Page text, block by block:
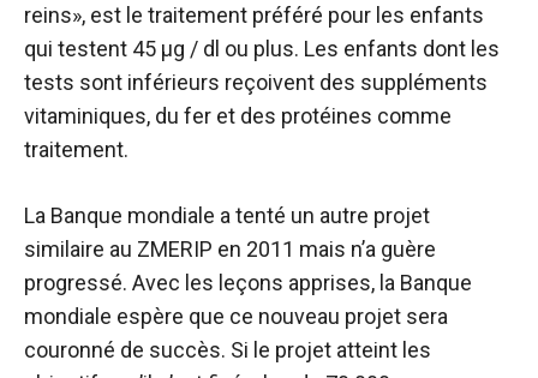
reins», est le traitement préféré pour les enfants
qui testent 45 µg / dl ou plus. Les enfants dont les
tests sont inférieurs reçoivent des suppléments
vitaminiques, du fer et des protéines comme
traitement.
La Banque mondiale a tenté un autre projet
similaire au ZMERIP en 2011 mais n’a guère
progressé. Avec les leçons apprises, la Banque
mondiale espère que ce nouveau projet sera
couronné de succès. Si le projet atteint les